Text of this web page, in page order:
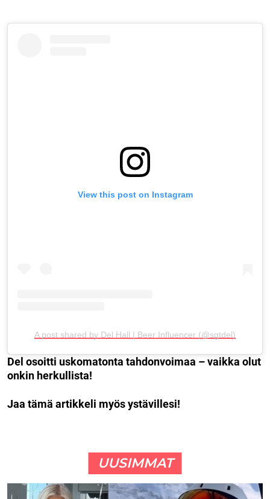
View this post on Instagram
A post shared by Del Hall | Beer Influencer (@sgtdel)
Del osoitti uskomatonta tahdonvoimaa – vaikka olut
onkin herkullista!
Jaa tämä artikkeli myös ystävillesi!
UUSIMMAT